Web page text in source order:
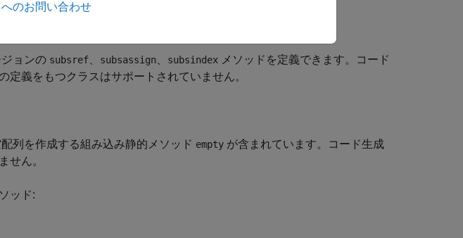
ョンの subsref subsassign subsindex メソッドを定義できます。コード
定義をもつクラスはサポートされていません。
列を作成する組み込み静的メソッド empty が含まれています。コード生成
せん。
ッド:
のお問い合わせ